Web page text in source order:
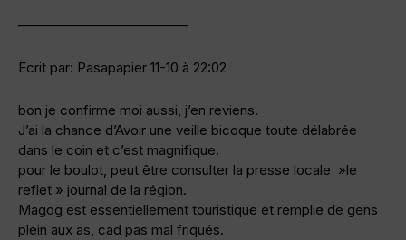
————————————–
Ecrit par: Pasapapier 11-10 à 22:02
bon je confirme moi aussi, j’en reviens.
J’ai la chance d’Avoir une veille bicoque toute délabrée
dans le coin et c’est magnifique.
pour le boulot, peut être consulter la presse locale »le
reflet » journal de la région.
Magog est essentiellement touristique et remplie de gens
plein aux as, cad pas mal friqués.